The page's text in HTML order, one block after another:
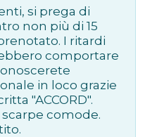
si prega di
non più di 15
I ritardi
comportare
in loco grazie
"ACCORD".
scarpe comode.